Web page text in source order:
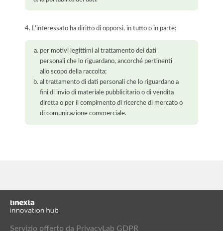
4. L'interessato ha diritto di opporsi, in tutto o in parte:
per motivi legittimi al trattamento dei dati
personali che lo riguardano, ancorché pertinenti
allo scopo della raccolta;
al trattamento di dati personali che lo riguardano a
fini di invio di materiale pubblicitario o di vendita
diretta o per il compimento di ricerche di mercato o
di comunicazione commerciale.
Servizio offerto da PrivacyLab GDPR